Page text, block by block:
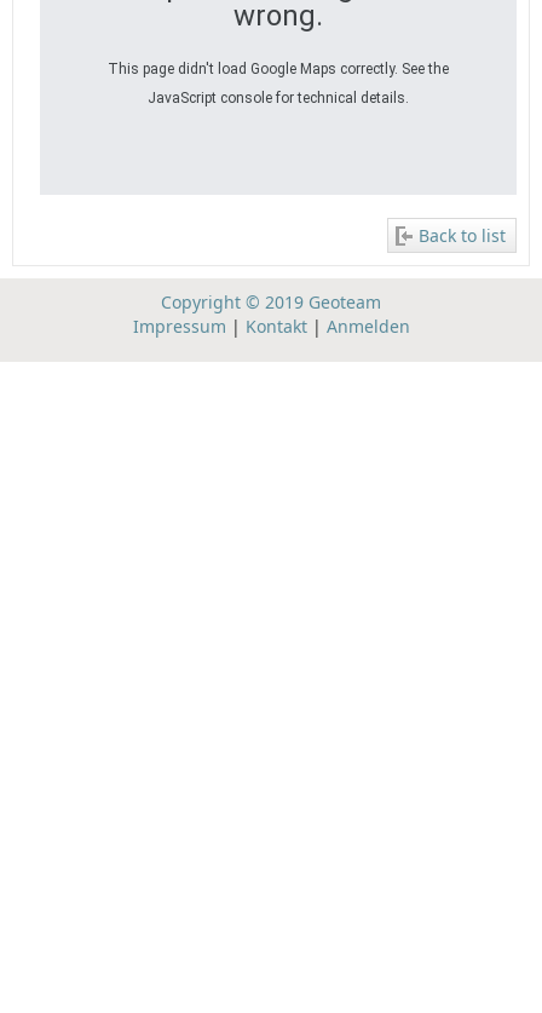
wrong.
This page didn't load Google Maps correctly. See the
JavaScript console for technical details.
Back to list
Copyright © 2019 Geoteam
Impressum | Kontakt| Anmelden